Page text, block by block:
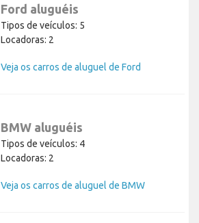
Ford aluguéis
Tipos de veículos: 5
Locadoras: 2
Veja os carros de aluguel de Ford
BMW aluguéis
Tipos de veículos: 4
Locadoras: 2
Veja os carros de aluguel de BMW